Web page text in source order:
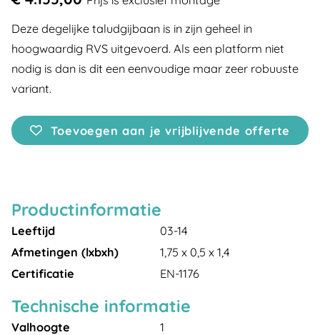
Deze degelijke taludgijbaan is in zijn geheel in
hoogwaardig RVS uitgevoerd. Als een platform niet
nodig is dan is dit een eenvoudige maar zeer robuuste
variant.
Toevoegen aan je vrijblijvende offerte
Productinformatie
Leeftijd
03-14
Afmetingen (lxbxh)
1,75 x 0,5 x 1,4
Certificatie
EN-1176
Technische informatie
Valhoogte
1